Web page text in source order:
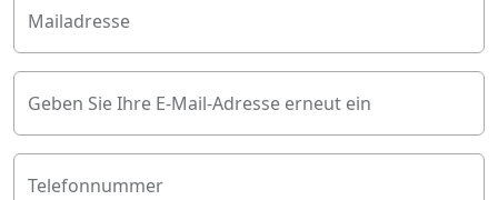
Mailadresse
Geben Sie Ihre E-Mail-Adresse erneut ein
Telefonnummer